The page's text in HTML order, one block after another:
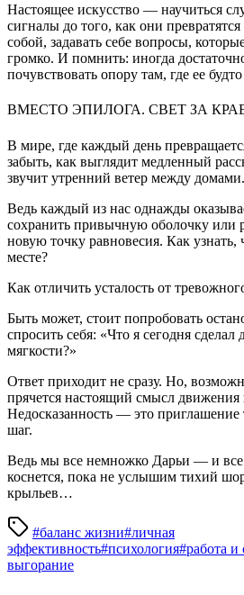
Настоящее искусство — научиться
сигналы до того, как они
собой, задавать себе вопросы,
громко. И помнить: иногда
почувствовать опору там, где ее
ВМЕСТО ЭПИЛОГА. СВЕТ ЗА
В мире, где каждый день
забыть, как выглядит медленный
звучит утренний ветер между домами.
Ведь каждый из нас однажды
сохранить привычную оболочку или
новую точку равновесия. Как узнать,
месте?
Как отличить усталость от
Быть может, стоит попробовать
спросить себя: «Что я сегодня сделал
мягкости?»
Ответ приходит не сразу. Но,
прячется настоящий смысл движения
Недосказанность — это приглашение
шаг.
Ведь мы все немножко Дарьи — и все
коснется, пока не услышим тихий
крыльев…
#баланс жизни#личная
эффективность#психология#работа и
выгорание